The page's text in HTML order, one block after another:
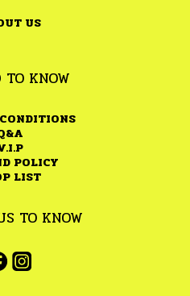
US
TO KNOW
POLICY
LIST
TO KNOW